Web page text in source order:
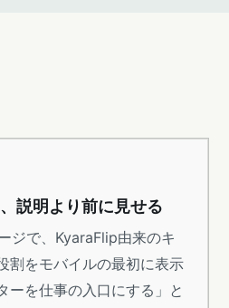
説明より前に見せる
ジで、KyaraFlip由来のキ
割をモバイルの最初に表示
ーを仕事の入口にする」と